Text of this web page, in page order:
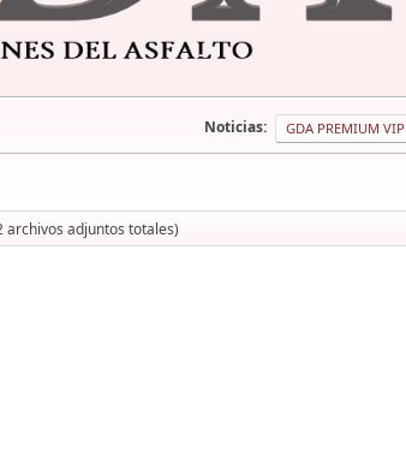
Noticias: GDA PREMIUM VIP
archivos adjuntos totales)